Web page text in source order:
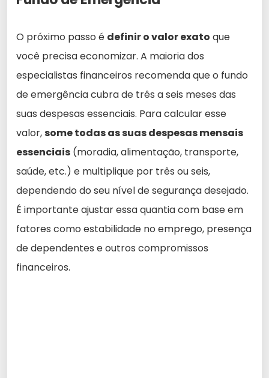
O próximo passo é definir o valor exato que
você precisa economizar. A maioria dos
especialistas financeiros recomenda que o fundo
de emergência cubra de três a seis meses das
suas despesas essenciais. Para calcular esse
valor,some todas as suas despesas mensais
essenciais (moradia, alimentação, transporte,
saúde, etc.) e multiplique por três ou seis,
dependendo do seu nível de segurança desejado.
É importante ajustar essa quantia com base em
fatores como estabilidade no emprego, presença
de dependentes e outros compromissos
financeiros.